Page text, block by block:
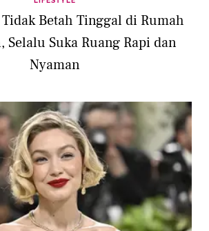
Betah Tinggal di Rumah
Selalu Suka Ruang Rapi dan
Nyaman